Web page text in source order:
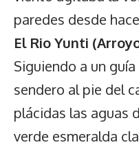
paredes desde
El Rio Yunti
Siguiendo a un
sendero al pie del
plácidas las aguas
verde esmeralda